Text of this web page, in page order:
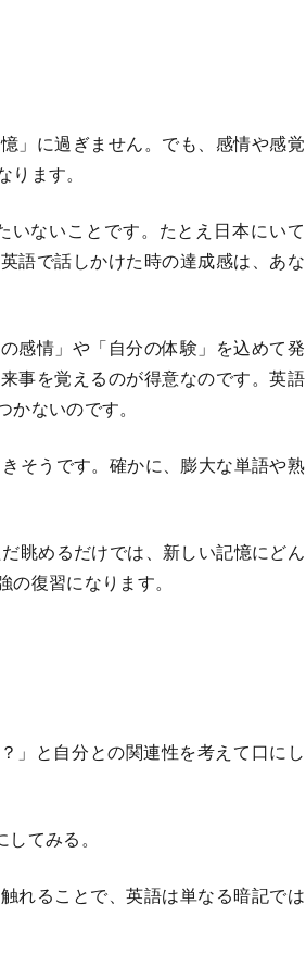
」に過ぎません。でも、感情や感覚
ます。
ないことです。たとえ日本にいて
語で話しかけた時の達成感は、あな
感情」や「自分の体験」を込めて発
事を覚えるのが得意なのです。英語
ないのです。
そうです。確かに、膨大な単語や熟
眺めるだけでは、新しい記憶にどん
復習になります。
」と自分との関連性を考えて口にし
てみる。
れることで、英語は単なる暗記では